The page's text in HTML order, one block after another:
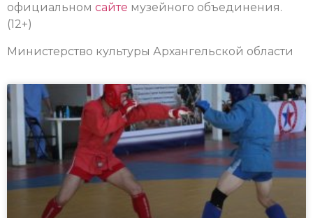
официальном сайте музейного объединения.
(12+)
Министерство культуры Архангельской области